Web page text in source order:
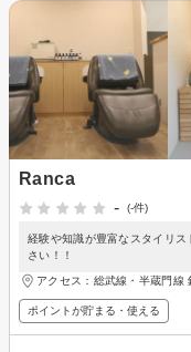
Ranca
-
(-件)
経験や知識が豊富なスタイリ
さい！！
アクセス：総武線・半蔵門線
ポイントが貯まる・使える